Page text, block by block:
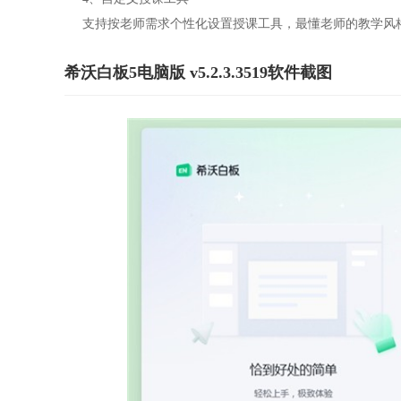
支持按老师需求个性化设置授课工具，最懂老师的教学风
希沃白板5电脑版 v5.2.3.3519软件截图